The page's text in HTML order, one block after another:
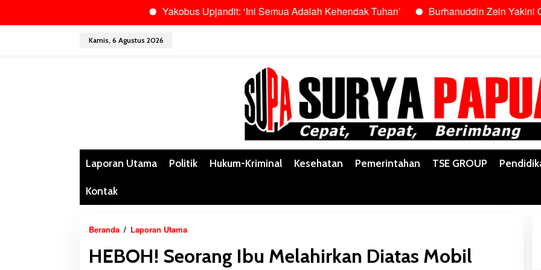
Yakobus Upjandit: ‘Ini Semua Adalah Kehendak Tuhan’ Burhanuddin Zein Yakini Gubernur
Kamis, 6 Agustus 2026
Laporan Utama Politik Hukum-Kriminal Kesehatan Pemerintahan TSE GROUP
Kontak
Beranda / Laporan Utama
B
HEBOH! Seorang Ibu Melahirkan Diatas Mobil